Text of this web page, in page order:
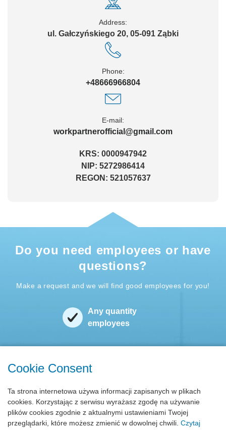
Address:
ul. Gałczyńskiego 20, 05-091 Ząbki
Phone:
+48666966804
E-mail:
workpartnerofficial@gmail.com
KRS: 0000947942
NIP: 5272986414
REGON: 521057637
Do you need employees or have
questions?
Make a request and we will find good employees for you!
Any quantity
employees
for several days
Minimum
formalities
Cookie Consent
Ta strona internetowa używa informacji zapisanych w plikach
cookies. Korzystając z serwisu wyrażasz zgodę na używanie
plików cookies zgodnie z aktualnymi ustawieniami Twojej
przeglądarki, które możesz zmienić w dowolnej chwili. Czytaj